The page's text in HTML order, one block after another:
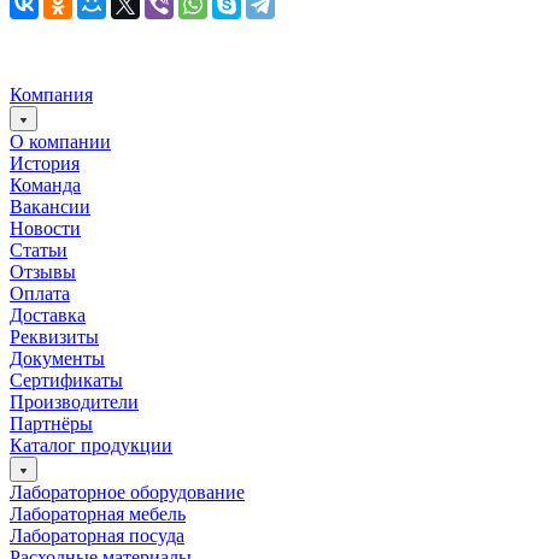
Компания
О компании
История
Команда
Вакансии
Новости
Статьи
Отзывы
Оплата
Доставка
Реквизиты
Документы
Сертификаты
Производители
Партнёры
Каталог продукции
Лабораторное оборудование
Лабораторная мебель
Лабораторная посуда